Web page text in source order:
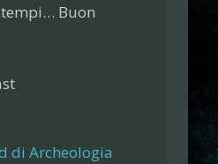
Buon
di Archeologia